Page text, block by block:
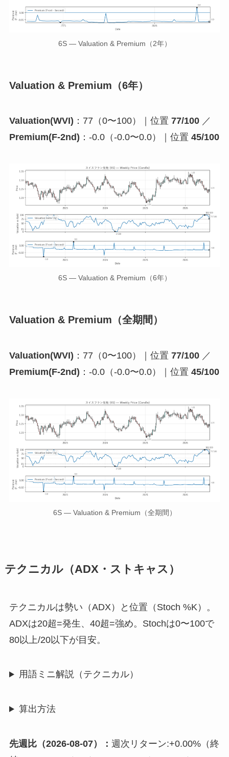
6S — Valuation & Premium（2年）
Valuation & Premium（6年）
Valuation(WVI) ：77（0〜100）｜位置 77/100／
Premium(F-2nd) ：-0.0（-0.0〜0.0）｜位置 45/100
6S — Valuation & Premium（6年）
Valuation & Premium（全期間）
Valuation(WVI) ：77（0〜100）｜位置 77/100／
Premium(F-2nd) ：-0.0（-0.0〜0.0）｜位置 45/100
6S — Valuation & Premium（全期間）
テクニカル（ADX・ストキャス）
テクニカルは勢い（ADX）と位置（Stoch %K）。
ADXは20超=発生、40超=強め。Stochは0〜100で
80以上/20以下が目安。
用語ミニ解説（テクニカル）
算出方法
先週比（2026-08-07）： 週次リターン:+0.00%（終